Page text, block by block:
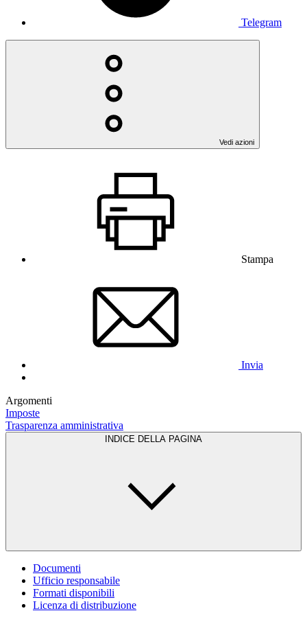
Telegram
Vedi azioni
Stampa
Invia
Argomenti
Imposte
Trasparenza amministrativa
INDICE DELLA PAGINA
Documenti
Ufficio responsabile
Formati disponibili
Licenza di distribuzione